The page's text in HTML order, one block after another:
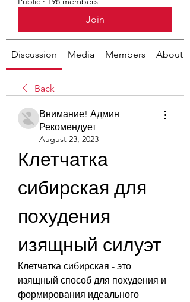
Join
Discussion Media Members About
Back
Внимание! Админ
Рекомендует
August 23, 2023
Клетчатка
сибирская для
похудения
изящный силуэт
Клетчатка сибирская - это
изящный способ для похудения и
формирования идеального